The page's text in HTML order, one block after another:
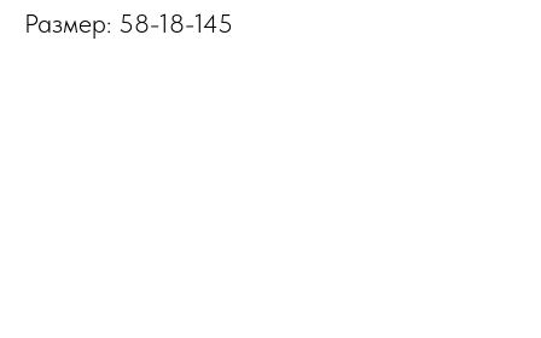
Размер: 58-18-145